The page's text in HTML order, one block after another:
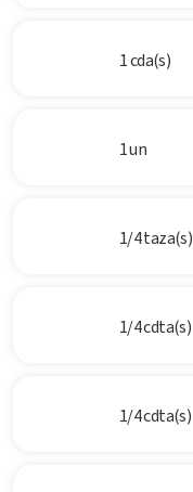
1 cda(s)
1 un
1/4 taza(s)
1/4 cdta(s)
1/4 cdta(s)